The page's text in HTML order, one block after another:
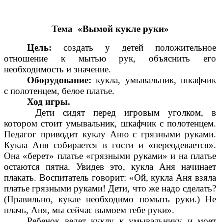
Тема «Вымой кукле руки»
Цель:создать у детей положительное
отношение к мытью рук, объяснить его
необходимость и значение.
Оборудование:кукла, умывальник, шкафчик
с полотенцем, белое платье.
Ход игры.
Дети сидят перед игровым уголком, в
котором стоит умывальник, шкафчик с полотенцем.
Педагог приводит куклу Аню с грязными руками.
Кукла Аня собирается в гости и «переодевается».
Она «берет» платье «грязными руками» и на платье
остаются пятна. Увидев это, кукла Аня начинает
плакать. Воспитатель говорит: «Ой, кукла Аня взяла
платье грязными руками! Дети, что же надо сделать?
(Правильно, кукле необходимо помыть руки.) Не
плачь, Аня, мы сейчас вымоем тебе руки».